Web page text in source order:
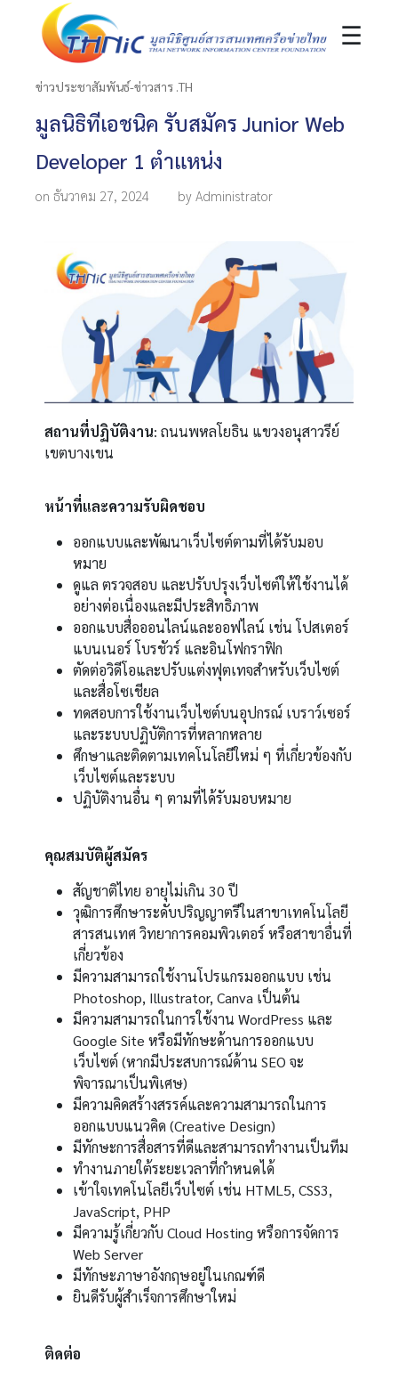
☰
ข่าวประชาสัมพันธ์-ข่าวสาร .TH
มูลนิธิทีเอชนิค รับสมัคร Junior Web
Developer 1 ตำแหน่ง
on ธันวาคม 27, 2024 by Administrator
สถานที่ปฏิบัติงาน: ถนนพหลโยธิน แขวงอนุสาวรีย์
เขตบางเขน
หน้าที่และความรับผิดชอบ
ออกแบบและพัฒนาเว็บไซต์ตามที่ได้รับมอบ
หมาย
ดูแล ตรวจสอบ และปรับปรุงเว็บไซต์ให้ใช้งานได้
อย่างต่อเนื่องและมีประสิทธิภาพ
ออกแบบสื่อออนไลน์และออฟไลน์ เช่น โปสเตอร์
แบนเนอร์ โบรชัวร์ และอินโฟกราฟิก
ตัดต่อวิดีโอและปรับแต่งฟุตเทจสำหรับเว็บไซต์
และสื่อโซเชียล
ทดสอบการใช้งานเว็บไซต์บนอุปกรณ์ เบราว์เซอร์
และระบบปฏิบัติการที่หลากหลาย
ศึกษาและติดตามเทคโนโลยีใหม่ ๆ ที่เกี่ยวข้องกับ
เว็บไซต์และระบบ
ปฏิบัติงานอื่น ๆ ตามที่ได้รับมอบหมาย
คุณสมบัติผู้สมัคร
สัญชาติไทย อายุไม่เกิน 30 ปี
วุฒิการศึกษาระดับปริญญาตรีในสาขาเทคโนโลยี
สารสนเทศ วิทยาการคอมพิวเตอร์ หรือสาขาอื่นที่
เกี่ยวข้อง
มีความสามารถใช้งานโปรแกรมออกแบบ เช่น
Photoshop, Illustrator, Canva เป็นต้น
มีความสามารถในการใช้งาน WordPress และ
Google Site หรือมีทักษะด้านการออกแบบ
เว็บไซต์ (หากมีประสบการณ์ด้าน SEO จะ
พิจารณาเป็นพิเศษ)
มีความคิดสร้างสรรค์และความสามารถในการ
ออกแบบแนวคิด (Creative Design)
มีทักษะการสื่อสารที่ดีและสามารถทำงานเป็นทีม
ทำงานภายใต้ระยะเวลาที่กำหนดได้
เข้าใจเทคโนโลยีเว็บไซต์ เช่น HTML5, CSS3,
JavaScript, PHP
มีความรู้เกี่ยวกับ Cloud Hosting หรือการจัดการ
Web Server
มีทักษะภาษาอังกฤษอยู่ในเกณฑ์ดี
ยินดีรับผู้สำเร็จการศึกษาใหม่
ติดต่อ